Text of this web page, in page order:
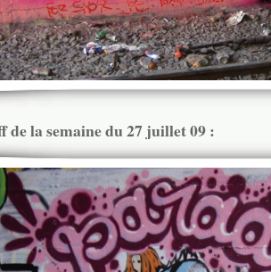
de la semaine du 27 juillet 09 :